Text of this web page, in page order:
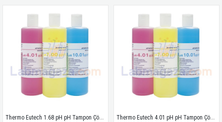
Thermo Eutech 1.68 pH pH Tampon Çözeltisi 3 yıl ömürlü, 480 ml. Thermo Eutech 4.01 pH pH Tampon Çözeltisi 3 yıl ömürlü, 480 ml.